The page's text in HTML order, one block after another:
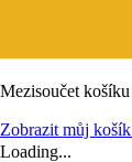
Mezisoučet košíku
Zobrazit můj košík
Loading...